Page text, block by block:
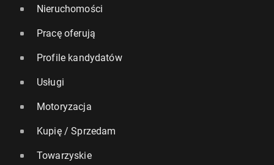
Nieruchomości
Pracę oferują
Profile kandydatów
Usługi
Motoryzacja
Kupię / Sprzedam
Towarzyskie